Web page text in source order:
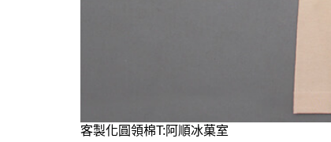
客製化圓領棉T:阿順冰菓室